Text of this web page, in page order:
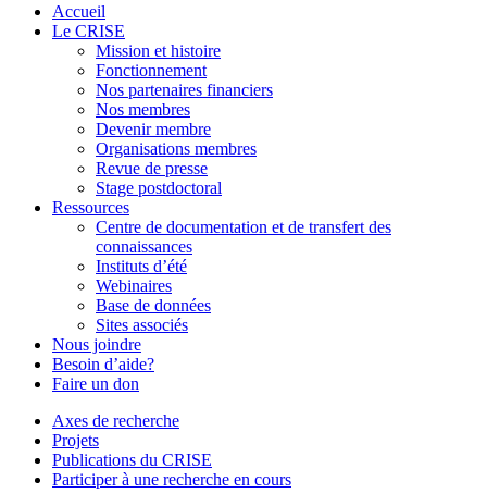
Accueil
Le CRISE
Mission et histoire
Fonctionnement
Nos partenaires financiers
Nos membres
Devenir membre
Organisations membres
Revue de presse
Stage postdoctoral
Ressources
Centre de documentation et de transfert des
connaissances
Instituts d’été
Webinaires
Base de données
Sites associés
Nous joindre
Besoin d’aide?
Faire un don
Axes de recherche
Projets
Publications du CRISE
Participer à une recherche en cours